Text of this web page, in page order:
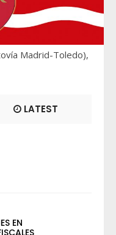
Madrid-Toledo),
LATEST
EN